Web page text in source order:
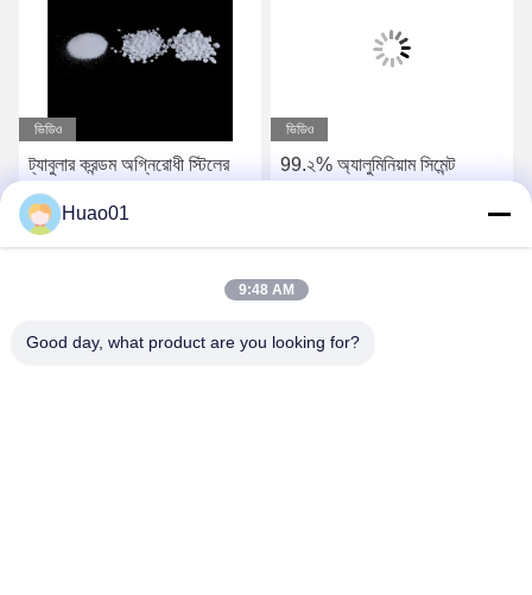
ভিডিও
ট্যাবুলার করন্ডম অগ্নিরোধী স্টিলের
জন্য সিরামিকস পেট্রোকেমিক্যালস
ভিডিও
99.২% অ্যালুমিনিয়াম সিমেন্ট
ইলেকট্রিসিটি
Huao01
9:48 AM
Good day, what product are you looking for?